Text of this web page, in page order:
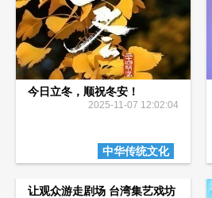
今日立冬，顺祝冬安！
2025-11-07 12:02:04
中华传统文化
让观众游走剧场 台湾集艺戏坊